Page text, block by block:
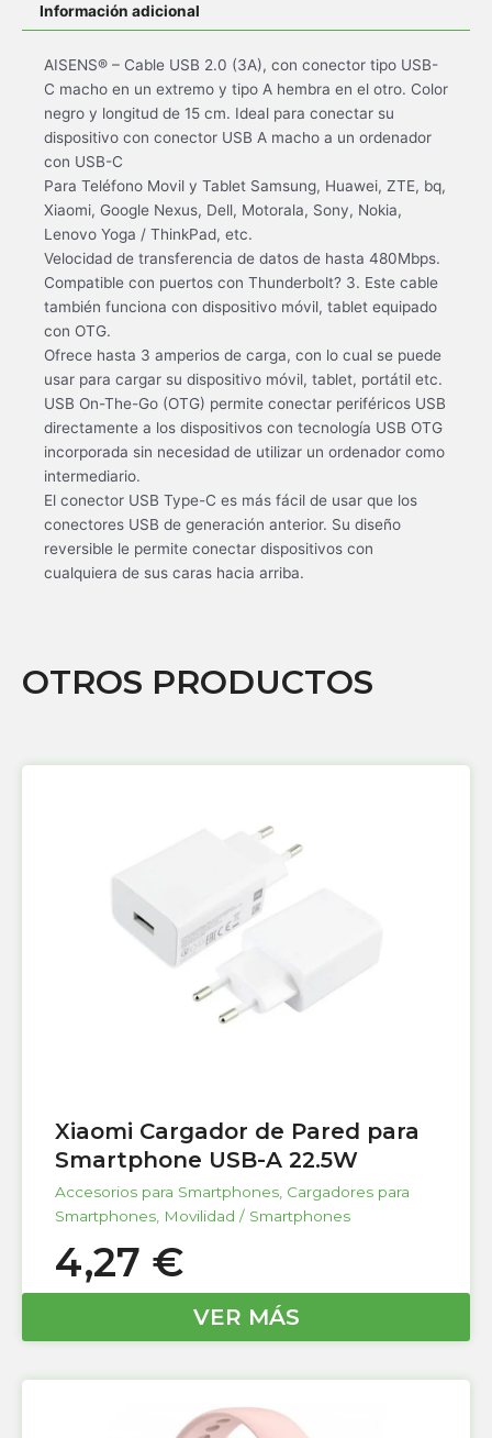
Información adicional
AISENS® – Cable USB 2.0 (3A), con conector tipo USB-
C macho en un extremo y tipo A hembra en el otro. Color
negro y longitud de 15 cm. Ideal para conectar su
dispositivo con conector USB A macho a un ordenador
con USB-C
Para Teléfono Movil y Tablet Samsung, Huawei, ZTE, bq,
Xiaomi, Google Nexus, Dell, Motorala, Sony, Nokia,
Lenovo Yoga / ThinkPad, etc.
Velocidad de transferencia de datos de hasta 480Mbps.
Compatible con puertos con Thunderbolt? 3. Este cable
también funciona con dispositivo móvil, tablet equipado
con OTG.
Ofrece hasta 3 amperios de carga, con lo cual se puede
usar para cargar su dispositivo móvil, tablet, portátil etc.
USB On-The-Go (OTG) permite conectar periféricos USB
directamente a los dispositivos con tecnología USB OTG
incorporada sin necesidad de utilizar un ordenador como
intermediario.
El conector USB Type-C es más fácil de usar que los
conectores USB de generación anterior. Su diseño
reversible le permite conectar dispositivos con
cualquiera de sus caras hacia arriba.
OTROS PRODUCTOS
Xiaomi Cargador de Pared para
Smartphone USB-A 22.5W
Accesorios para Smartphones, Cargadores para
Smartphones, Movilidad / Smartphones
4,27 €
VER MÁS